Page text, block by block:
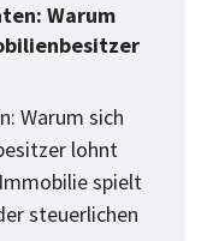
Warum
Warum sich
lohnt
spielt
steuerlichen